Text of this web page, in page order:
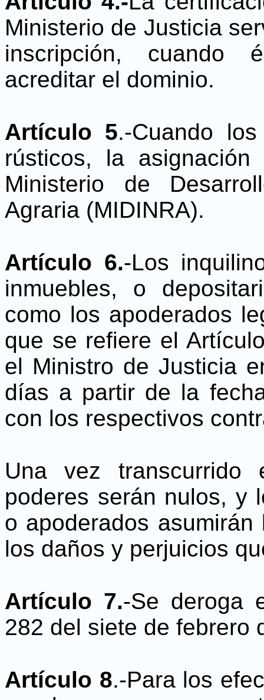
Ministerio de Justicia
inscripción, cuando
acreditar el dominio.
Artículo 5.-Cuando
rústicos, la
Ministerio de
Agraria (MIDINRA).
Artículo 6.-Los
inmuebles, o
como los apoderados
que se refiere el
el Ministro de Justicia
días a partir de la
con los respectivos
Una vez
poderes serán nulos, y
o apoderados
los daños y perjuicios
Artículo 7.-Se deroga
282 del siete de febrero
Artículo 8.-Para los